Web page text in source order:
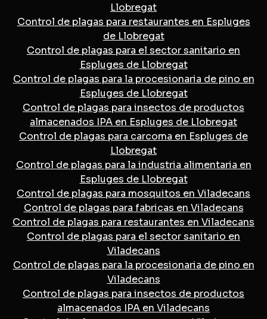
Llobregat
Control de plagas para restaurantes en Espluges
de Llobregat
Control de plagas para el sector sanitario en
Espluges de Llobregat
Control de plagas para la procesionaria de pino en
Espluges de Llobregat
Control de plagas para insectos de productos
almacenados IPA en Espluges de Llobregat
Control de plagas para carcoma en Espluges de
Llobregat
Control de plagas para la industria alimentaria en
Espluges de Llobregat
Control de plagas para mosquitos en Viladecans
Control de plagas para fabricas en Viladecans
Control de plagas para restaurantes en Viladecans
Control de plagas para el sector sanitario en
Viladecans
Control de plagas para la procesionaria de pino en
Viladecans
Control de plagas para insectos de productos
almacenados IPA en Viladecans